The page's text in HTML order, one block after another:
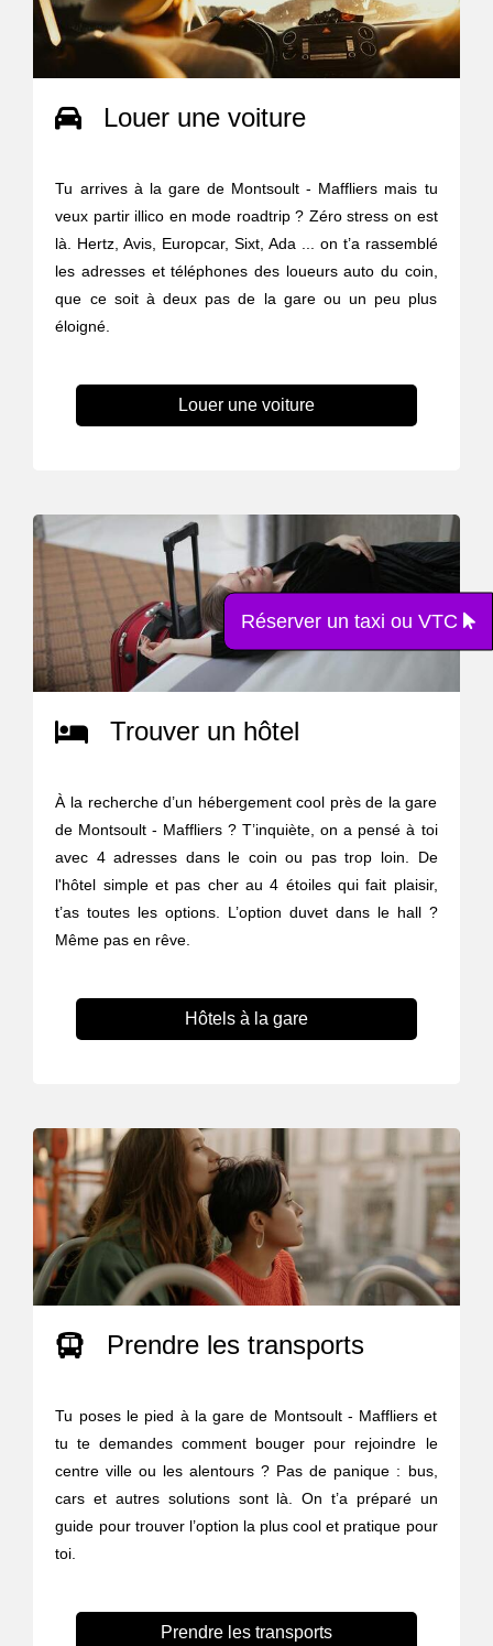
Louer une voiture
Tu arrives à la gare de Montsoult - Maffliers mais tu
veux partir illico en mode roadtrip ? Zéro stress on est
là. Hertz, Avis, Europcar, Sixt, Ada ... on t’a rassemblé
les adresses et téléphones des loueurs auto du coin,
que ce soit à deux pas de la gare ou un peu plus
éloigné.
Louer une voiture
Trouver un hôtel
À la recherche d’un hébergement cool près de la gare
de Montsoult - Maffliers ? T’inquiète, on a pensé à toi
avec 4 adresses dans le coin ou pas trop loin. De
l'hôtel simple et pas cher au 4 étoiles qui fait plaisir,
t’as toutes les options. L’option duvet dans le hall ?
Même pas en rêve.
Hôtels à la gare
Prendre les transports
Tu poses le pied à la gare de Montsoult - Maffliers et
tu te demandes comment bouger pour rejoindre le
centre ville ou les alentours ? Pas de panique : bus,
cars et autres solutions sont là. On t’a préparé un
guide pour trouver l’option la plus cool et pratique pour
toi.
Prendre les transports
Réserver un taxi ou VTC